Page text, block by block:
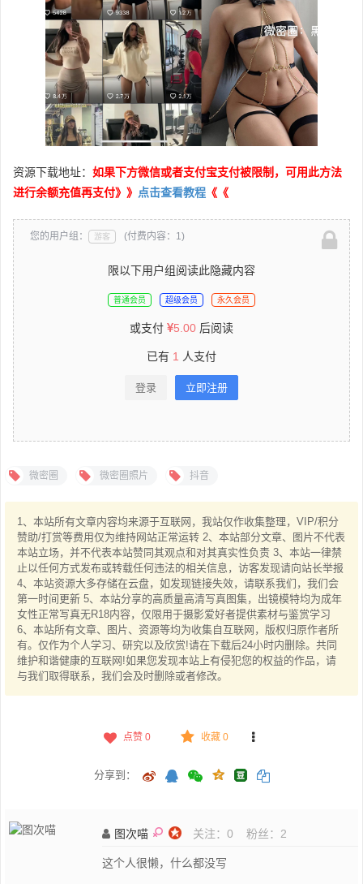
资源下载地址： 如果下方微信或者支付宝支付被限制，可用此方法
进行余额充值再支付》》 点击查看教程 《《
您的用户组： 游客 (付费内容：1)
限以下用户组阅读此隐藏内容
普通会员 超级会员 永久会员
或支付 5.00 后阅读
已有 1 人支付
登录 立即注册
微密圈 微密圈照片 抖音
1、本站所有文章内容均来源于互联网，我站仅作收集整理，VIP/积分
赞助/打赏等费用仅为维持网站正常运转 2、本站部分文章、图片不代表
本站立场，并不代表本站赞同其观点和对其真实性负责 3、本站一律禁
止以任何方式发布或转载任何违法的相关信息，访客发现请向站长举报
4、本站资源大多存储在云盘，如发现链接失效，请联系我们，我们会
第一时间更新 5、本站分享的高质量高清写真图集，出镜模特均为成年
女性正常写真无R18内容，仅限用于摄影爱好者提供素材与鉴赏学习
6、本站所有文章、图片、资源等均为收集自互联网，版权归原作者所
有。仅作为个人学习、研究以及欣赏!请在下载后24小时内删除。共同
维护和谐健康的互联网!如果您发现本站上有侵犯您的权益的作品，请
与我们取得联系，我们会及时删除或者修改。
点赞 0 收藏 0
分享到：
图次喵 关注： 0 粉丝： 2
这个人很懒，什么都没写